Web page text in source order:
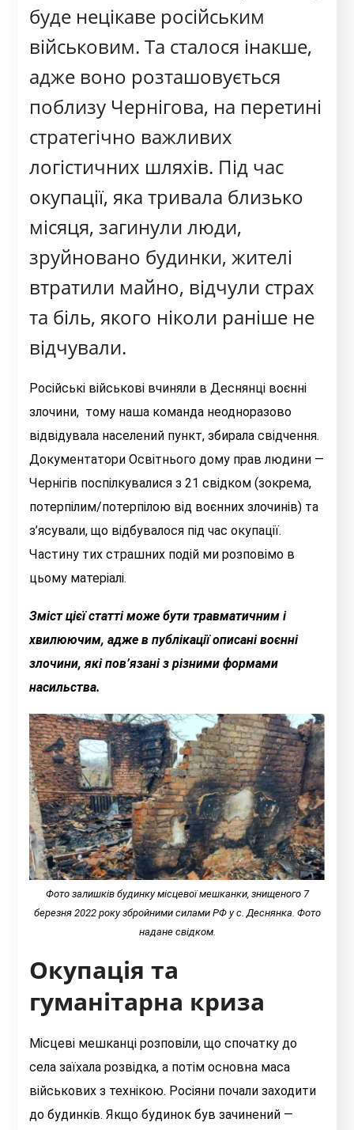
буде нецікаве російським
військовим. Та сталося інакше,
адже воно розташовується
поблизу Чернігова, на перетині
стратегічно важливих
логістичних шляхів. Під час
окупації, яка тривала близько
місяця, загинули люди,
зруйновано будинки, жителі
втратили майно, відчули страх
та біль, якого ніколи раніше не
відчували.
Російські військові вчиняли в Деснянці воєнні
злочини, тому наша команда неодноразово
відвідувала населений пункт, збирала свідчення.
Документатори Освітнього дому прав людини —
Чернігів поспілкувалися з 21 свідком (зокрема,
потерпілим/потерпілою від воєнних злочинів) та
з’ясували, що відбувалося під час окупації.
Частину тих страшних подій ми розповімо в
цьому матеріалі.
Зміст цієї статті може бути травматичним і
хвилюючим, адже в публікації описані воєнні
злочини, які пов’язані з різними формами
насильства.
Фото залишків будинку місцевої мешканки, знищеного 7
березня 2022 року збройними силами РФ у с. Деснянка. Фото
надане свідком.
Окупація та
гуманітарна криза
Місцеві мешканці розповіли, що спочатку до
села заїхала розвідка, а потім основна маса
військових з технікою. Росіяни почали заходити
до будинків. Якщо будинок був зачинений —